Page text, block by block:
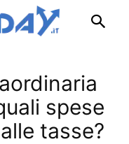
spese
tasse?